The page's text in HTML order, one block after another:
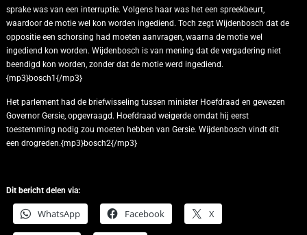
sprake was van een interruptie. Volgens haar was het een spreekbeurt,
waardoor de motie wel kon worden ingediend. Toch zegt Wijdenbosch dat de
oppositie een schorsing had moeten aanvragen, waarna de motie wel
ingediend kon worden. Wijdenbosch is van mening dat de vergadering niet
beendigd kon worden, zonder dat de motie werd ingediend.
{mp3}bosch1{/mp3}
Het parlement had de briefwisseling tussen minister Hoefdraad en gewezen
Governor Gersie, opgevraagd. Hoefdraad weigerde omdat hij eerst
toestemming nodig zou moeten hebben van Gersie. Wijdenbosch vindt dit
een drogreden.{mp3}bosch2{/mp3}
Dit bericht delen via:
WhatsApp Facebook X